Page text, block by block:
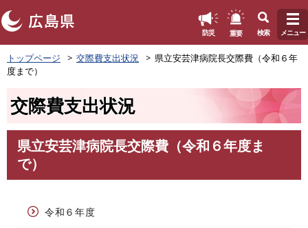
ペ
ー
ジ
防災 重要 検索 メニュー
トップページ 交際費支出状況
県立安芸津病院長交際費（令和６年
度まで）
交際費支出状況
県立安芸津病院長交際費（令和６年度ま
で）
令和６年度